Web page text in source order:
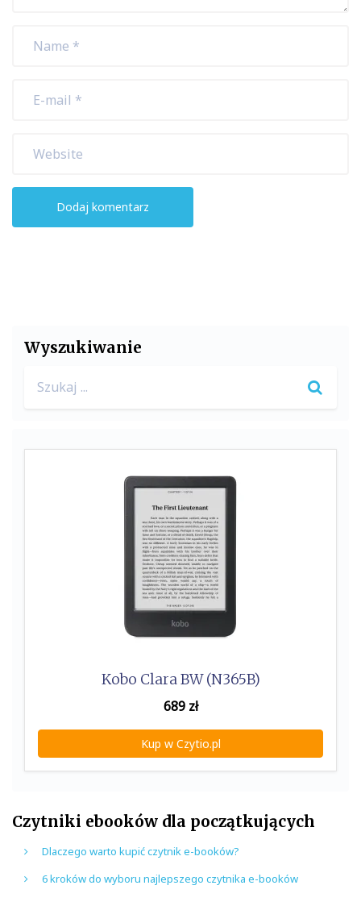
Wyszukiwanie
for:
Kobo Clara BW (N365B)
689zł
Kup w Czytio.pl
Czytniki ebooków dla początkujących
Dlaczego warto kupić czytnik e-booków?
6 kroków do wyboru najlepszego czytnika e-booków